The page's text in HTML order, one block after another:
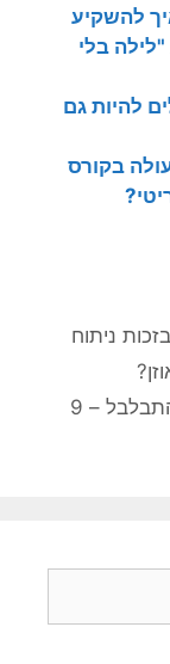
להשקיע
בלי
להיות גם
בקורס
ניתוח
איך לבחור קלנועית מתקפלת בלי להתבלבל – 9